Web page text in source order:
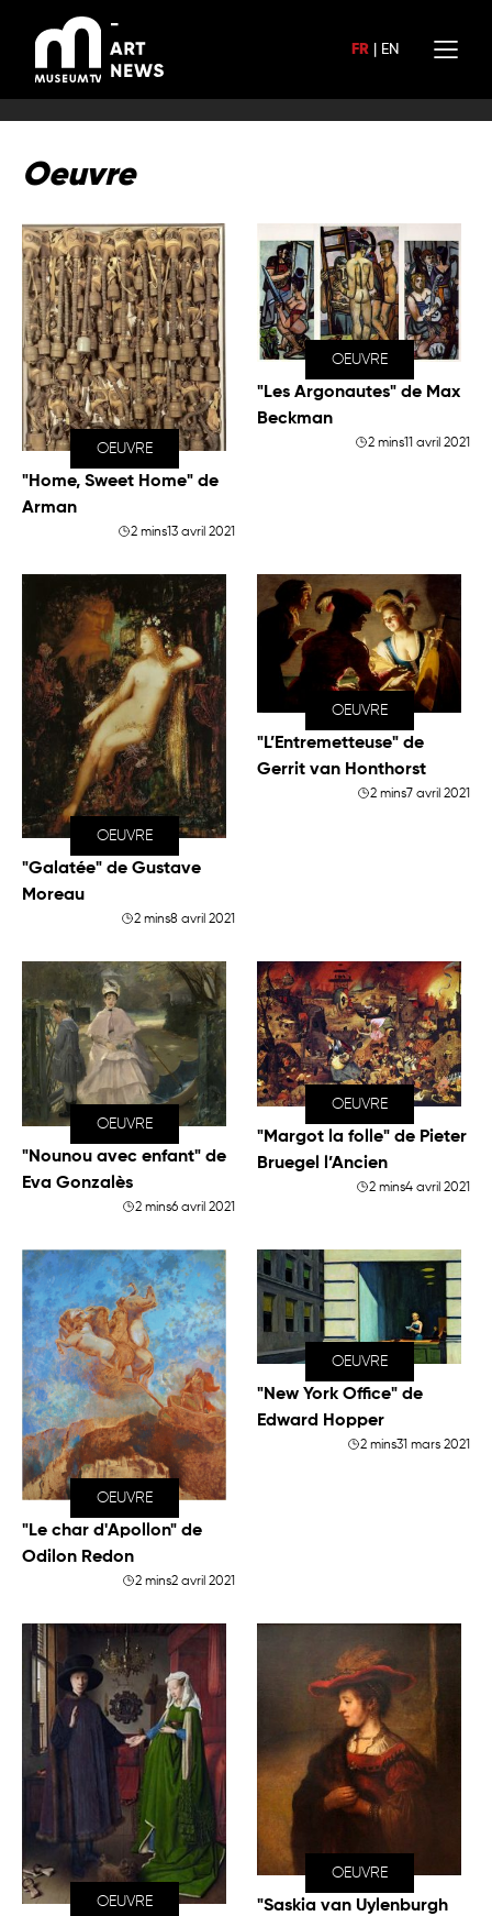
contenu
FR EN
Oeuvre
OEUVRE
"Home, Sweet Home" de
Arman
2 mins13 avril 2021
OEUVRE
"Les Argonautes" de Max
Beckman
2 mins11 avril 2021
OEUVRE
"Galatée" de Gustave
Moreau
2 mins8 avril 2021
OEUVRE
"L’Entremetteuse" de
Gerrit van Honthorst
2 mins7 avril 2021
OEUVRE
"Nounou avec enfant" de
Eva Gonzalès
2 mins6 avril 2021
OEUVRE
"Margot la folle" de Pieter
Bruegel l’Ancien
2 mins4 avril 2021
OEUVRE
"Le char d'Apollon" de
Odilon Redon
2 mins2 avril 2021
OEUVRE
"New York Office" de
Edward Hopper
2 mins31 mars 2021
OEUVRE
OEUVRE
"Saskia van Uylenburgh